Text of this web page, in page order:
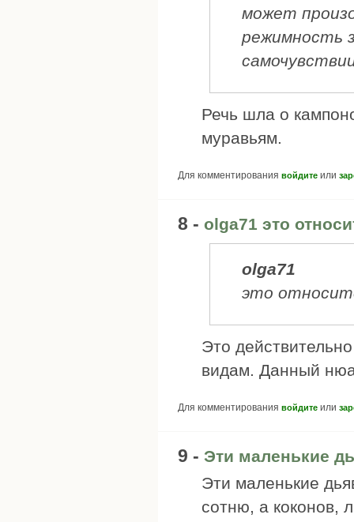
может
режимность
Речь шла о
муравьям.
Для комментирования войдите или
8 - olga71 это
olga71
это
Это
видам. Данный
Для комментирования войдите или
9 - Эти маленькие
Эти маленькие
сотню, а коконов,